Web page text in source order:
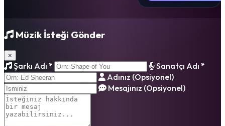
Müzik İsteği Gönder
×
Şarkı Adı * Sanatçı Adı *
Adınız (Opsiyonel)
Mesajınız (Opsiyonel)